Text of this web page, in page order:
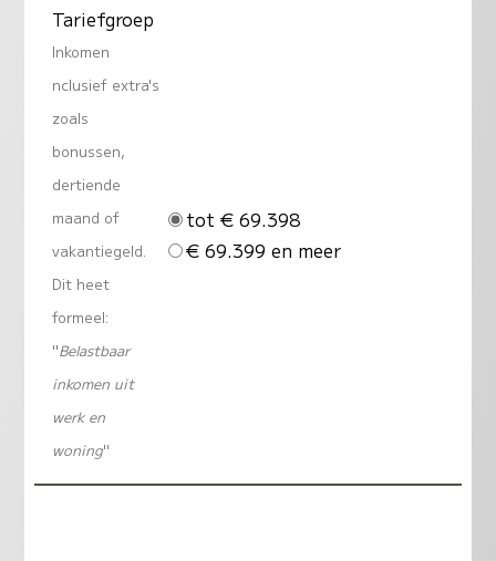
Tariefgroep
Inkomen
nclusief extra's
zoals
bonussen,
dertiende
maand of
vakantiegeld.
Dit heet
formeel:
"Belastbaar
inkomen uit
werk en
woning"
tot € 69.398
€ 69.399 en meer